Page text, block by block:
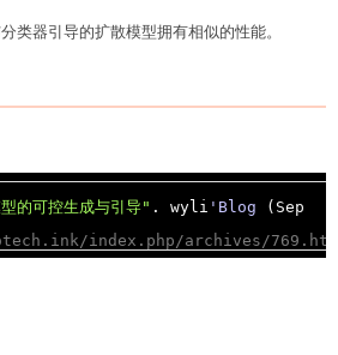
类器引导的扩散模型拥有相似的性能。
的可控生成与引导" . wyli 'Blog (Sep
index.php/archives/